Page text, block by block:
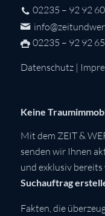
02235 – 92 92 60
02235 – 92 92 65
Datenschutz|
Keine
Mit dem ZEIT &
senden wir Ihnen
und exklusiv
Suchauftrag
Fakten, die